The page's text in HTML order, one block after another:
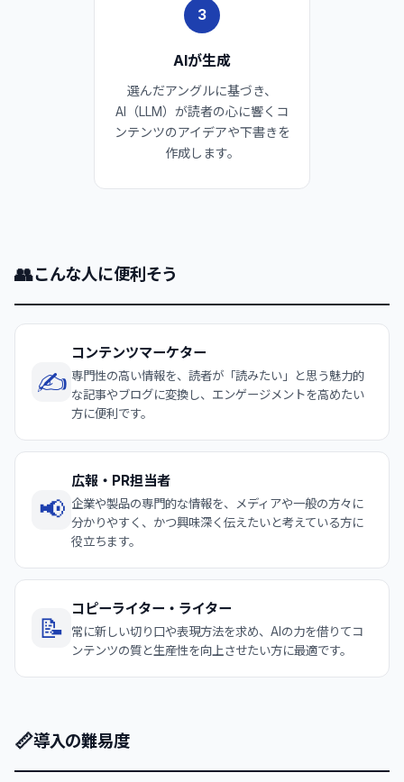
3
AIが生成
選んだアングルに基づき、
AI（LLM）が読者の心に響くコ
ンテンツのアイデアや下書きを
作成します。
👥こんな人に便利そう
✍️
コンテンツマーケター
専門性の高い情報を、読者が「読みたい」と思う魅力的
な記事やブログに変換し、エンゲージメントを高めたい
方に便利です。
📢
広報・PR担当者
企業や製品の専門的な情報を、メディアや一般の方々に
分かりやすく、かつ興味深く伝えたいと考えている方に
役立ちます。
📝
コピーライター・ライター
常に新しい切り口や表現方法を求め、AIの力を借りてコ
ンテンツの質と生産性を向上させたい方に最適です。
📏導入の難易度